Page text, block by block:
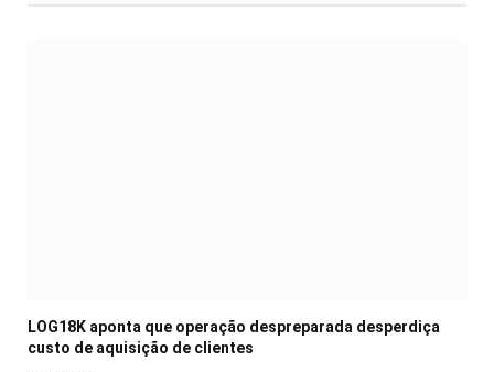
LOG18K aponta que operação despreparada desperdiça
custo de aquisição de clientes